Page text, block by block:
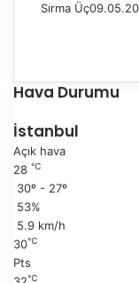
Sırma Üç
e
k
s
a
n
k
i
f
Hava Durumu
İstanbul
Açık hava
28 ℃
30º - 27º
53%
5.9 km/h
30℃
Pts
℃